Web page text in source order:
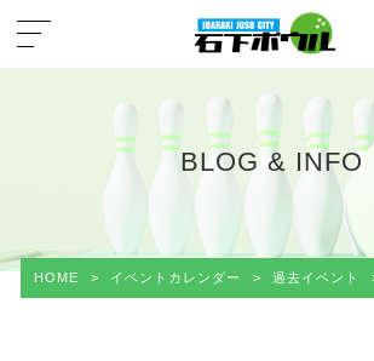
BLOG & INFO
HOME > イベントカレンダー > 過去イベント